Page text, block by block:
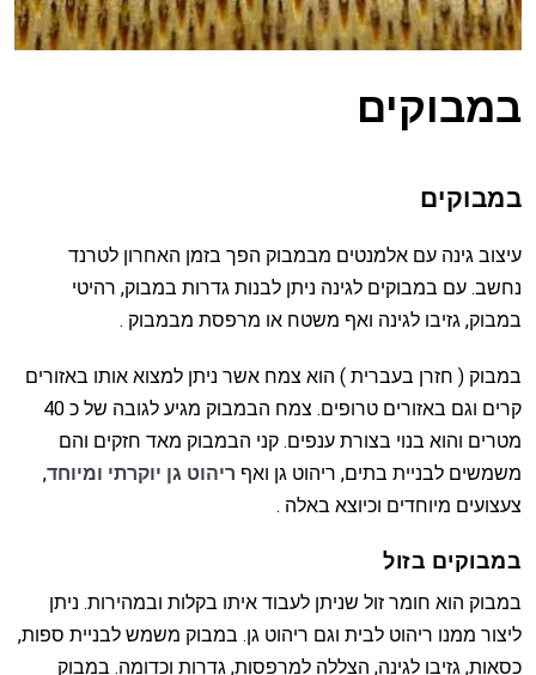
במבוקים
במבוקים
עיצוב גינה עם אלמנטים מבמבוק הפך בזמן האחרון לטרנד
נחשב. עם במבוקים לגינה ניתן לבנות גדרות במבוק, רהיטי
במבוק, גזיבו לגינה ואף משטח או מרפסת מבמבוק .
במבוק ( חזרן בעברית ) הוא צמח אשר ניתן למצוא אותו באזורים
קרים וגם באזורים טרופים. צמח הבמבוק מגיע לגובה של כ 40
מטרים והוא בנוי בצורת ענפים. קני הבמבוק מאד חזקים והם
משמשים לבניית בתים, ריהוט גן ואף ריהוט גן יוקרתי ומיוחד,
צעצועים מיוחדים וכיוצא באלה .
במבוקים בזול
במבוק הוא חומר זול שניתן לעבוד איתו בקלות ובמהירות. ניתן
ליצור ממנו ריהוט לבית וגם ריהוט גן. במבוק משמש לבניית ספות,
כסאות, גזיבו לגינה, הצללה למרפסות, גדרות וכדומה. במבוק